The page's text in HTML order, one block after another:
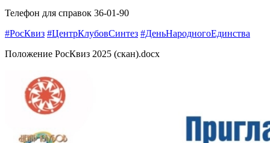
Телефон для справок 36-01-90
#РосКвиз #ЦентрКлубовСинтез #ДеньНародногоЕдинства
Положение РосКвиз 2025 (скан).docx